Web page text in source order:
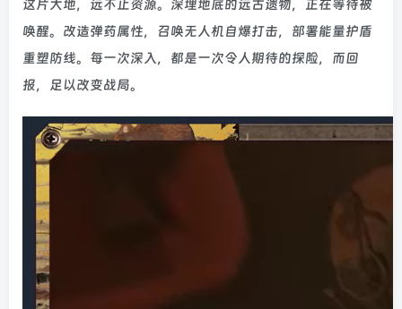
这片大地，远不止资源。深埋地底的远古遗物，正在等待被
唤醒。改造弹药属性，召唤无人机自爆打击，部署能量护盾
重塑防线。每一次深入，都是一次令人期待的探险，而回
报，足以改变战局。